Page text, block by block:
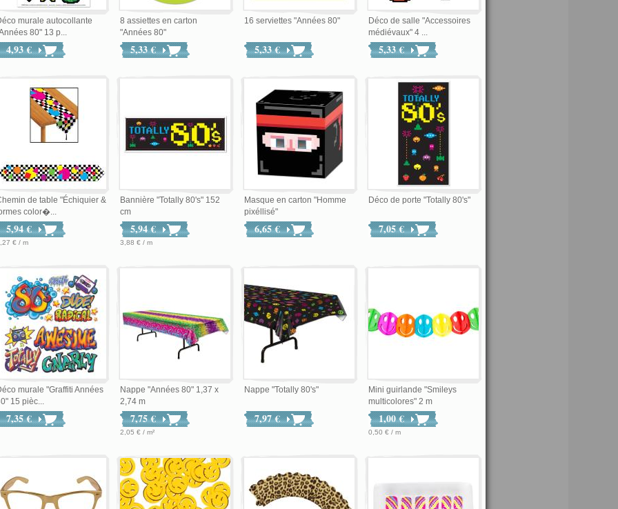
murale autocollante
80" 13 p...
4,93 €
8 assiettes en carton
"Années 80"
5,33 €
16 serviettes "Années 80"
5,33 €
Déco de salle "Accessoires
médiévaux" 4 ...
5,33 €
de table "Échiquier &
color�...
5,94 €
€ / m
Bannière "Totally 80's" 152
cm
5,94 €
3,88 € / m
Masque en carton "Homme
pixéllisé"
6,65 €
Déco de porte "Totally 80's"
7,05 €
murale "Graffiti Années
15 pièc...
7,35 €
Nappe "Années 80" 1,37 x
2,74 m
7,75 €
2,05 € / m²
Nappe "Totally 80's"
7,97 €
Mini guirlande "Smileys
multicolores" 2 m
1,00 €
0,50 € / m